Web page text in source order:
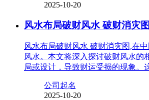
2025-10-20
风水布局破财风水 破财消灾图
风水布局破财风水 破财消灾图,在
风水。本文将深入探讨破财风水
局或设计，导致财运受损的现象。
公司起名
2025-10-20